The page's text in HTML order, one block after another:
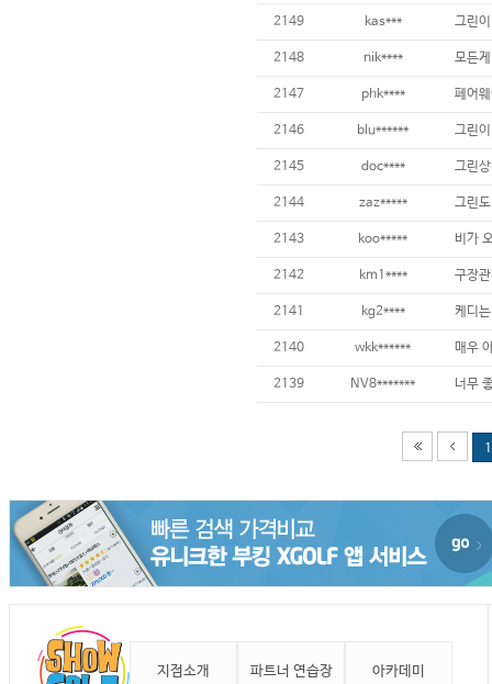
2149 kas***
2148 nik****
2147 phk****
2146 blu****** 그린
2145 doc****
2144 zaz***** 그린
2143 koo*****
2142 km1**** 구장
2141 kg2****
2140 wkk******
2139 NV8*******
1
지점소개 파트너 연습장 아카데미